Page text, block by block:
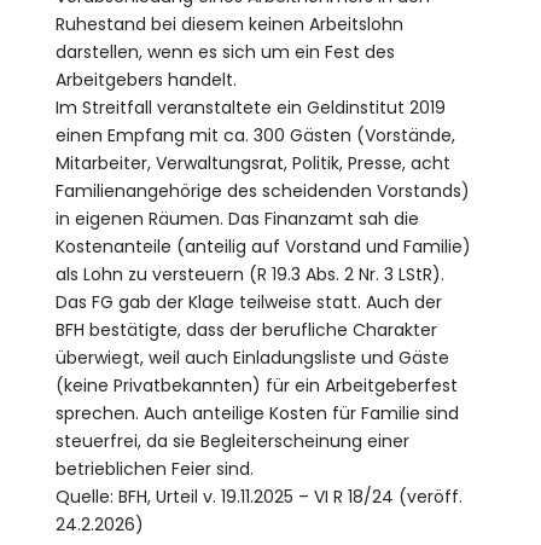
Ruhestand bei diesem keinen Arbeitslohn
darstellen, wenn es sich um ein Fest des
Arbeitgebers handelt.
Im Streitfall veranstaltete ein Geldinstitut 2019
einen Empfang mit ca. 300 Gästen (Vorstände,
Mitarbeiter, Verwaltungsrat, Politik, Presse, acht
Familienangehörige des scheidenden Vorstands)
in eigenen Räumen. Das Finanzamt sah die
Kostenanteile (anteilig auf Vorstand und Familie)
als Lohn zu versteuern (R 19.3 Abs. 2 Nr. 3 LStR).
Das FG gab der Klage teilweise statt. Auch der
BFH bestätigte, dass der berufliche Charakter
überwiegt, weil auch Einladungsliste und Gäste
(keine Privatbekannten) für ein Arbeitgeberfest
sprechen. Auch anteilige Kosten für Familie sind
steuerfrei, da sie Begleiterscheinung einer
betrieblichen Feier sind.
Quelle: BFH, Urteil v. 19.11.2025 – VI R 18/24 (veröff.
24.2.2026)